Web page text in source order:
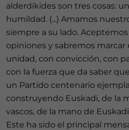
alderdikides son tres cosas:
humildad. (...) Amamos
siempre a su lado.
opiniones y sabremos marcar
unidad, con convicción, con
con la fuerza que da saber
un Partido centenario
construyendo Euskadi, de la
vascos, de la mano de
Este ha sido el principal